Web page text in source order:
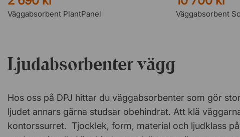
Väggabsorbent PlantPanel Väggabsorbent
Ljudabsorbenter vägg
Hos oss på DPJ hittar du väggabsorbenter som gör
ljudet annars gärna studsar obehindrat. Att klä
kontorssurret. Tjocklek, form, material och ljudklass